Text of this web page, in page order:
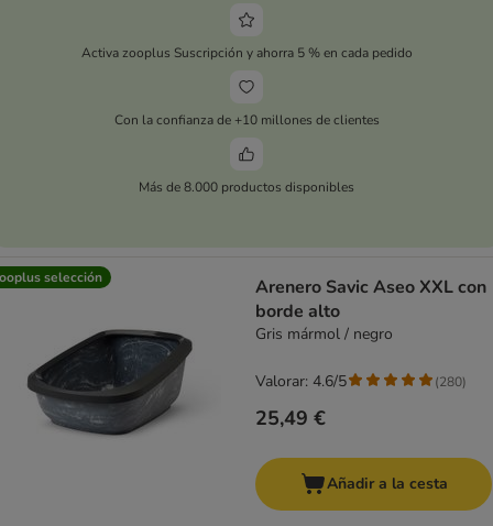
Activa zooplus Suscripción y ahorra 5 % en cada pedido
Con la confianza de +10 millones de clientes
Más de 8.000 productos disponibles
selección
Arenero Savic Aseo XXL con
borde alto
Gris mármol / negro
25,49 €
Valorar: 4.6/5 (280)
Añadir a la cesta